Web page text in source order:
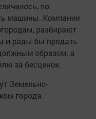
по
машины. Компании
разбирают
и рады бы продать
образом, а
за бесценок.
Земельно-
города.